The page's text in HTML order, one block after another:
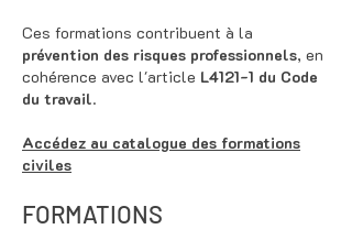
Ces formations contribuent à la
prévention des risques professionnels, en
cohérence avec l'article L4121-1 du Code
du travail.
Accédez au catalogue des formations
civiles
FORMATIONS